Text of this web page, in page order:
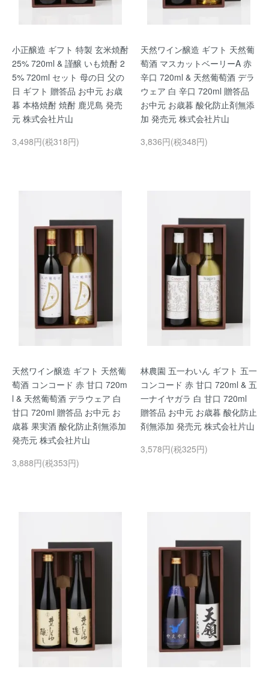
小正醸造 ギフト 特製 玄米焼酎
25% 720ml & 謹醸 いも焼酎 2
5% 720ml セット 母の日 父の
日 ギフト 贈答品 お中元 お歳
暮 本格焼酎 焼酎 鹿児島 発売
元 株式会社片山
3,498円(税318円)
天然ワイン醸造 ギフト 天然葡
萄酒 マスカットベーリーA 赤
辛口 720ml & 天然葡萄酒 デラ
ウェア 白 辛口 720ml 贈答品
お中元 お歳暮 酸化防止剤無添
加 発売元 株式会社片山
3,836円(税348円)
天然ワイン醸造 ギフト 天然葡
萄酒 コンコード 赤 甘口 720m
l & 天然葡萄酒 デラウェア 白
甘口 720ml 贈答品 お中元 お
歳暮 果実酒 酸化防止剤無添加
発売元 株式会社片山
3,888円(税353円)
林農園 五一わいん ギフト 五一
コンコード 赤 甘口 720ml & 五
一ナイヤガラ 白 甘口 720ml
贈答品 お中元 お歳暮 酸化防止
剤無添加 発売元 株式会社片山
3,578円(税325円)